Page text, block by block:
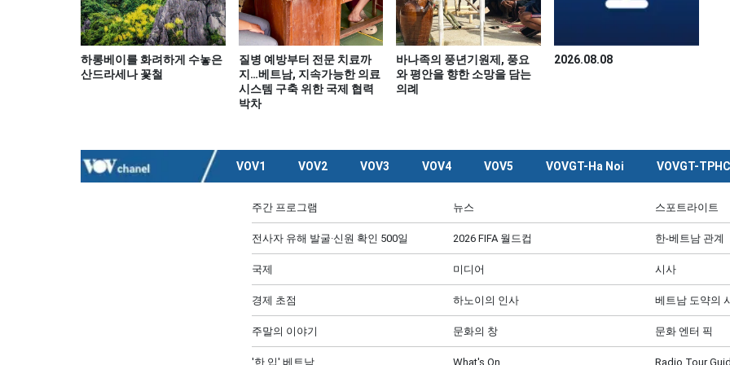
하롱베이를 화려하게 수놓은
산드라세나 꽃철
질병 예방부터 전문 치료까
지…베트남, 지속가능한 의료
시스템 구축 위한 국제 협력
박차
바나족의 풍년기원제, 풍요
와 평안을 향한 소망을 담는
의례
2026.08.08
VOV1 VOV2 VOV3 VOV4 VOV5 VOVGT-Ha Noi VOVGT-
주간 프로그램 뉴스 스포트라이트
전사자 유해 발굴·신원 확인 500일 2026 FIFA 월드컵 한-베트남 관계
국제 미디어 시사
경제 초점 하노이의 인사 베트남 도약의
주말의 이야기 문화의 창 문화 엔터 픽
'한 입' 베트남 What's On Radio Tour